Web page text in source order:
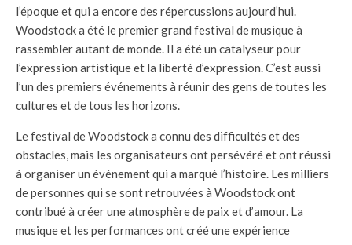
l’époque et qui a encore des répercussions aujourd’hui.
Woodstock a été le premier grand festival de musique à
rassembler autant de monde. Il a été un catalyseur pour
l’expression artistique et la liberté d’expression. C’est aussi
l’un des premiers événements à réunir des gens de toutes les
cultures et de tous les horizons.
Le festival de Woodstock a connu des difficultés et des
obstacles, mais les organisateurs ont persévéré et ont réussi
à organiser un événement qui a marqué l’histoire. Les milliers
de personnes qui se sont retrouvées à Woodstock ont
contribué à créer une atmosphère de paix et d’amour. La
musique et les performances ont créé une expérience